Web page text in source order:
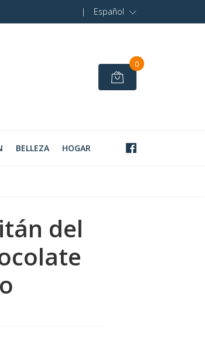
| Español
0
BELLEZA HOGAR
del